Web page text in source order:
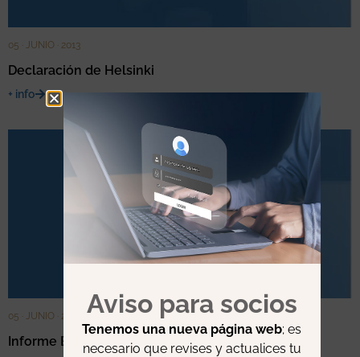
05 · JUNIO · 2013
Declaración de Helsinki
+ info
05 · JUNIO · 2013
Informe Belmont
Aviso para socios
Tenemos una nueva página web; es
necesario que revises y actualices tu